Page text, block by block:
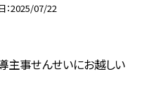
2025/07/22
主事せんせいにお越しい